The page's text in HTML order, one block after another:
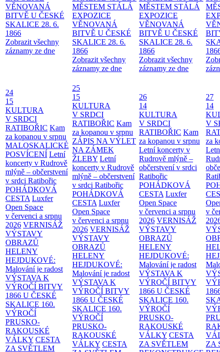
VĚNOVANÁ
BITVĚ U ČESKÉ
SKALICE 28. 6.
1866
Zobrazit všechny
záznamy ze dne
MĚSTEM STÁLÁ
EXPOZICE
VĚNOVANÁ
BITVĚ U ČESKÉ
SKALICE 28. 6.
1866
Zobrazit všechny
záznamy ze dne
MĚSTEM STÁLÁ
EXPOZICE
VĚNOVANÁ
BITVĚ U ČESKÉ
SKALICE 28. 6.
1866
Zobrazit všechny
záznamy ze dne
24
15
KULTURA
V SRDCI
RATIBOŘIC Kam
za kopanou v srpnu
MALOSKALICKÉ
POSVÍCENÍ Letní
koncerty v Rudrově
mlýně – občerstvení
v srdci Ratibořic
POHÁDKOVÁ
CESTA Luxfer
Open Space
v červenci a srpnu
2026 VERNISÁŽ
VÝSTAVY
OBRAZŮ
HELENY
HEJDUKOVÉ:
Malování je radost
VÝSTAVA K
VÝROČÍ BITVY
1866 U ČESKÉ
SKALICE 160.
VÝROČÍ
PRUSKO-
RAKOUSKÉ
VÁLKY CESTA
ZA SVĚTLEM
25
15
KULTURA
V SRDCI
RATIBOŘIC Kam
za kopanou v srpnu
ZÁPIS NA VÝLET
NA ZÁMEK
ŽLEBY Letní
koncerty v Rudrově
mlýně – občerstvení
v srdci Ratibořic
POHÁDKOVÁ
CESTA Luxfer
Open Space
v červenci a srpnu
2026 VERNISÁŽ
VÝSTAVY
OBRAZŮ
HELENY
HEJDUKOVÉ:
Malování je radost
VÝSTAVA K
VÝROČÍ BITVY
1866 U ČESKÉ
SKALICE 160.
VÝROČÍ
PRUSKO-
RAKOUSKÉ
VÁLKY CESTA
26
14
KULTURA
V SRDCI
RATIBOŘIC Kam
za kopanou v srpnu
Letní koncerty v
Rudrově mlýně –
občerstvení v srdci
Ratibořic
POHÁDKOVÁ
CESTA Luxfer
Open Space
v červenci a srpnu
2026 VERNISÁŽ
VÝSTAVY
OBRAZŮ
HELENY
HEJDUKOVÉ:
Malování je radost
VÝSTAVA K
VÝROČÍ BITVY
1866 U ČESKÉ
SKALICE 160.
VÝROČÍ
PRUSKO-
RAKOUSKÉ
VÁLKY CESTA
ZA SVĚTLEM
27
14
V
za
v
ZA